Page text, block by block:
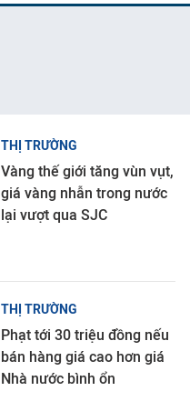
THỊ TRƯỜNG
Vàng thế giới tăng vùn vụt,
giá vàng nhẫn trong nước
lại vượt qua SJC
THỊ TRƯỜNG
Phạt tới 30 triệu đồng nếu
bán hàng giá cao hơn giá
Nhà nước bình ổn